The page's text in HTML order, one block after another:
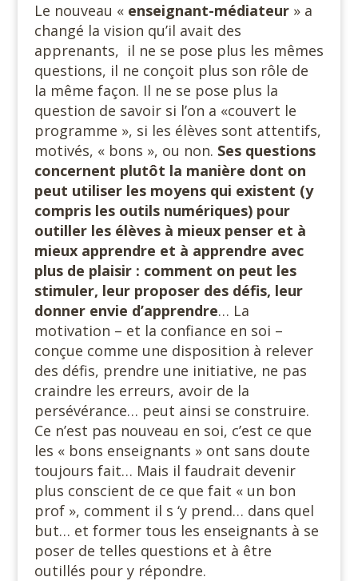
Le nouveau « enseignant-médiateur » a
changé la vision qu’il avait des
apprenants, il ne se pose plus les mêmes
questions, il ne conçoit plus son rôle de
la même façon. Il ne se pose plus la
question de savoir si l’on a «couvert le
programme », si les élèves sont attentifs,
motivés, « bons », ou non. Ses questions
concernent plutôt la manière dont on
peut utiliser les moyens qui existent (y
compris les outils numériques) pour
outiller les élèves à mieux penser et à
mieux apprendre et à apprendre avec
plus de plaisir : comment on peut les
stimuler, leur proposer des défis, leur
donner envie d’apprendre… La
motivation – et la confiance en soi –
conçue comme une disposition à relever
des défis, prendre une initiative, ne pas
craindre les erreurs, avoir de la
persévérance… peut ainsi se construire.
Ce n’est pas nouveau en soi, c’est ce que
les « bons enseignants » ont sans doute
toujours fait… Mais il faudrait devenir
plus conscient de ce que fait « un bon
prof », comment il s ‘y prend… dans quel
but… et former tous les enseignants à se
poser de telles questions et à être
outillés pour y répondre.